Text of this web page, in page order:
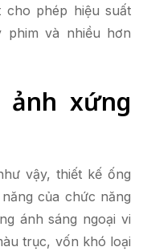
phép hiệu suất
phim và nhiều hơn
ảnh xứng
vậy, thiết kế ống
của chức năng
ánh sáng ngoại vi
trục, vốn khó loại